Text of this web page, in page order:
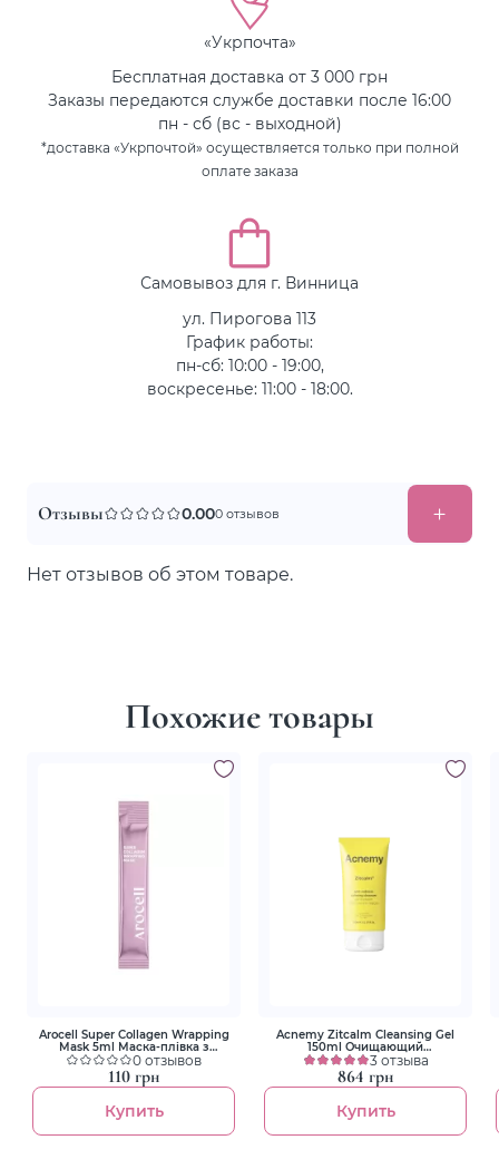
«Укрпочта»
Бесплатная доставка от 3 000 грн
Заказы передаются службе доставки после 16:00
пн - сб (вс - выходной)
*доставка «Укрпочтой» осуществляется только при полной
оплате заказа
Самовывоз для г. Винница
ул. Пирогова 113
График работы:
пн-сб: 10:00 - 19:00,
воскресенье: 11:00 - 18:00.
Отзывы 0.000 отзывов
Нет отзывов об этом товаре.
Похожие товары
Arocell Super Collagen Wrapping
Mask 5ml Маска-плівка з
колагеном для зволоження та
ліфтингу
0 отзывов
110 грн
Купить
Acnemy Zitcalm Cleansing Gel
150ml Очищающий
успокаивающий гель
3 отзыва
864 грн
Купить